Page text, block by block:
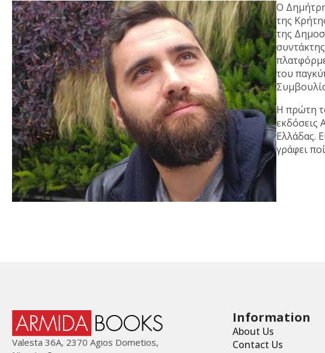
Ο
της
της
του
Η πρώτη
εκδόσεις
Ελλάδας.
γράφει
Valesta 36Α, 2370 Agios Dometios,
Information
About Us
Contact Us